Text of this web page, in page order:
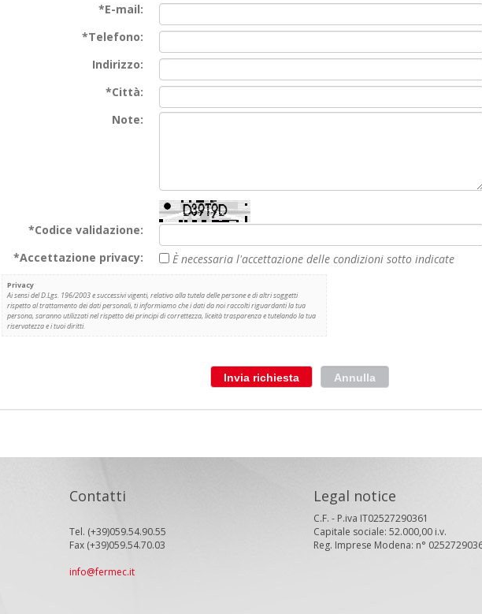
*E-mail:
*Telefono:
Indirizzo:
*Città:
Note:
*Codice validazione:
*Accettazione privacy:
È necessaria l'accettazione delle condizioni sotto indicate
Privacy
Ai sensi del D.Lgs. 196/2003 e successivi vigenti, relativo alla tutela delle persone e di altri soggetti
rispetto al trattamento dei dati personali, ti informiamo che i dati da noi raccolti riguardanti la tua
persona, saranno utilizzati nel rispetto dei principi di correttezza, liceità trasparenza e tutelando la tua
riservatezza e i tuoi diritti.
Contatti
Tel. (+39)059.54.90.55
Fax (+39)059.54.70.03
info@fermec.it
Legal notice
C.F. - P.iva IT02527290361
Capitale sociale: 52.000,00 i.v.
Reg. Imprese Modena: n°